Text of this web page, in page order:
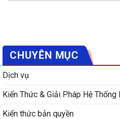
CHUYÊN MỤC
Dịch vụ
Kiến Thức & Giải Pháp Hệ Thống
Kiến thức bản quyền